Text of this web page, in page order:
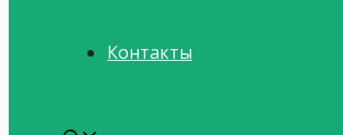
Контакты